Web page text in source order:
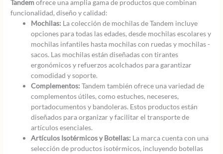
Tandemofrece una amplia gama de productos que combinan
funcionalidad, diseño y calidad:
Mochilas: La colección de mochilas de Tandem incluye
opciones para todas las edades, desde mochilas escolares y
mochilas infantiles hasta mochilas con ruedas y mochilas -
sacos. Las mochilas están diseñadas con tirantes
ergonómicos y refuerzos acolchados para garantizar
comodidad y soporte.
Complementos: Tandem también ofrece una variedad de
complementos útiles, como estuches, neceseres,
portadocumentos y bandoleras. Estos productos están
diseñados para organizar y facilitar el transporte de
artículos esenciales.
Artículos Isotérmicos y Botellas: La marca cuenta con una
selección de productos isotérmicos, incluyendo botellas